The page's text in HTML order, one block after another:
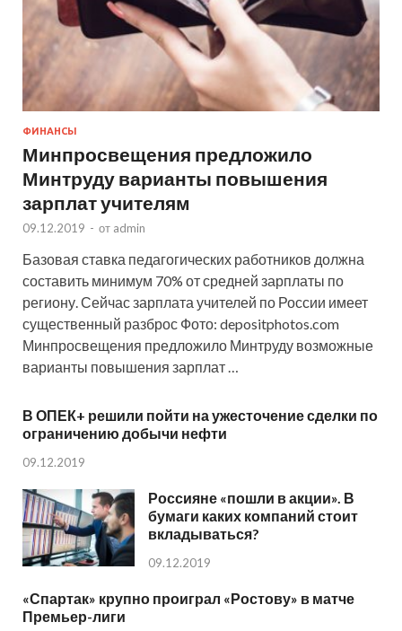
ФИНАНСЫ
Минпросвещения предложило
Минтруду варианты повышения
зарплат учителям
09.12.2019 - от admin
Базовая ставка педагогических работников должна
составить минимум 70% от средней зарплаты по
региону. Сейчас зарплата учителей по России имеет
существенный разброс Фото: depositphotos.com
Минпросвещения предложило Минтруду возможные
варианты повышения зарплат …
В ОПЕК+ решили пойти на ужесточение сделки по
ограничению добычи нефти
09.12.2019
Россияне «пошли в акции». В
бумаги каких компаний стоит
вкладываться?
09.12.2019
«Спартак» крупно проиграл «Ростову» в матче
Премьер-лиги